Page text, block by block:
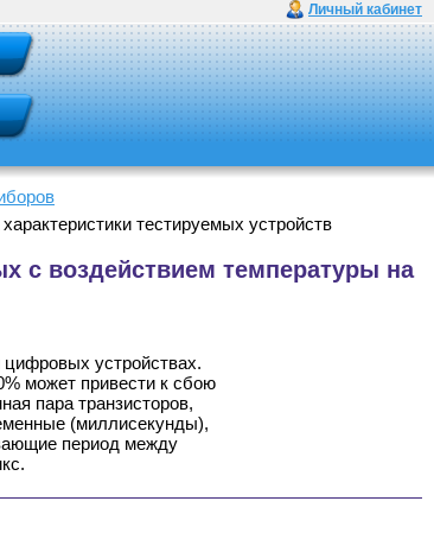
Личный кабинет
тестируемых устройств
с воздействием температуры на
устройствах.
может привести к сбою
пара транзисторов,
(миллисекунды),
период между